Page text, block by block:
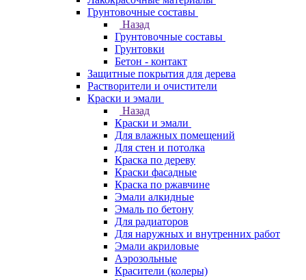
Грунтовочные составы
Назад
Грунтовочные составы
Грунтовки
Бетон - контакт
Защитные покрытия для дерева
Растворители и очистители
Краски и эмали
Назад
Краски и эмали
Для влажных помещений
Для стен и потолка
Краска по дереву
Краски фасадные
Краска по ржавчине
Эмали алкидные
Эмаль по бетону
Для радиаторов
Для наружных и внутренних работ
Эмали акриловые
Аэрозольные
Красители (колеры)